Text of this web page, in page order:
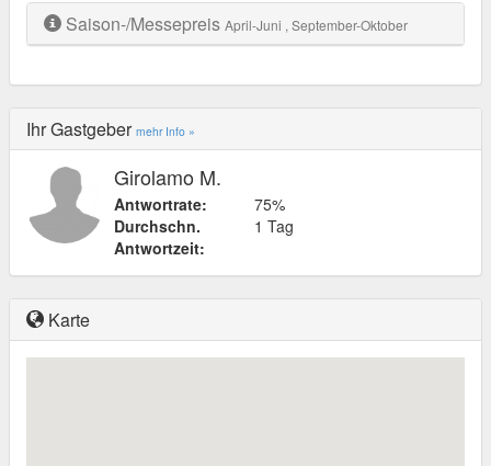
Saison-/Messepreis April-Juni , September-Oktober
Ihr Gastgeber mehr Info »
Girolamo M.
Antwortrate:
75%
Durchschn.
Antwortzeit:
1 Tag
Karte